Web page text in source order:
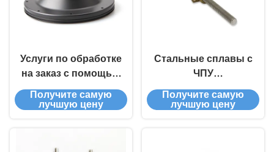
Услуги по обработке
на заказ с помощью
ЦПУ черного
покрытия с
помощью ЦПУ
Получите самую
лучшую цену
Стальные сплавы с
ЧПУ
обрабатывающие
повороты,
Получите самую
лучшую цену